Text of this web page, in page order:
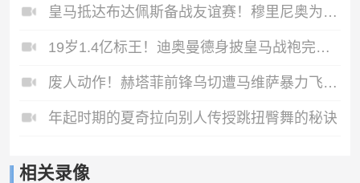
皇马抵达布达佩斯备战友谊赛！穆里尼奥为狂热球迷签名！
19岁1.4亿标王！迪奥曼德身披皇马战袍完成首训！
废人动作！赫塔菲前锋乌切遭马维萨暴力飞铲！重伤赛季报销！
年起时期的夏奇拉向别人传授跳扭臀舞的秘诀
相关录像